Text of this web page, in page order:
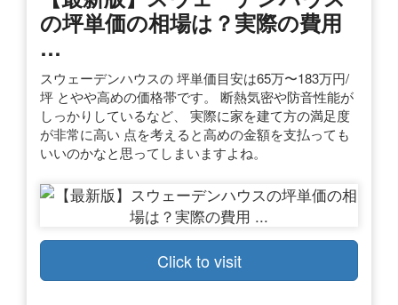
の坪単価の相場は？実際の費用
…
スウェーデンハウスの 坪単価目安は65万〜183万円/
坪 とやや高めの価格帯です。 断熱気密や防音性能が
しっかりしているなど、 実際に家を建て方の満足度
が非常に高い 点を考えると高めの金額を支払っても
いいのかなと思ってしまいますよね。
Click to visit